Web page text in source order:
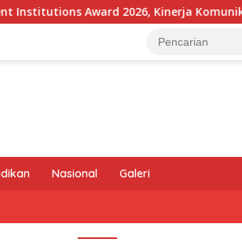
Award 2026, Kinerja Komunikasi
Nasional Galeri